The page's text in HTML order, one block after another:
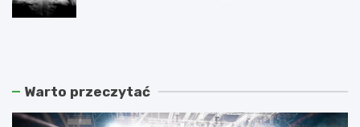
W
l
z
S
r
k
Warto przeczytać